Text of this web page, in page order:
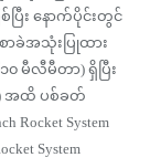
ြီး နောက်ပိုင်းတွင်
ာခဲအသုံးပြုထား
၀ မီလီမီတာ) ရှိပြီး
အထိ ပစ်ခတ်
Rocket System
System